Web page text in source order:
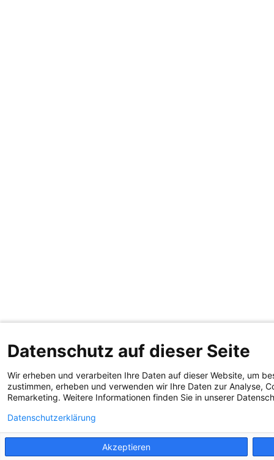
Datenschutz auf dieser Seite
Wir erheben und verarbeiten Ihre Daten auf dieser Website, um
zustimmen, erheben und verwenden wir Ihre Daten zur Analyse,
Remarketing. Weitere Informationen finden Sie in unserer
Datenschutzerklärung
Akzeptieren